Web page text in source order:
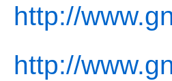
http://
http://